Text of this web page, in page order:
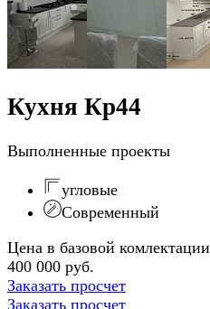
Кухня Кр44
Выполненные проекты
угловые
Современный
Цена в базовой комлектации
400 000 руб.
Заказать просчет
Заказать просчет